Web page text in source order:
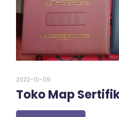
2022-10-09
Toko Map